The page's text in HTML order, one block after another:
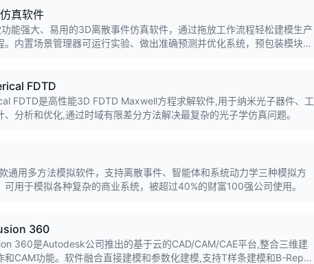
真软件
能强大、易用的3D离散事件仿真软件，通过拖放工作流程轻松建模生产
。内置场景管理器可运行实验、做出准确预测并优化系统，预包装模块可
FDTD
FDTD是高性能3D FDTD Maxwell方程求解软件,用于纳米光子器件、工
、分析和优化,通过时域有限差分方法解决最复杂的光子学仿真问题。
通用多方法模拟软件，支持离散事件、智能体和系统动力学三种模拟方
可用于模拟各种复杂的商业系统，被超过40%的财富100强公司使用。
360
360是Autodesk公司推出的基于云的CAD/CAM/CAE平台,整合三维建
和CAM功能。软件融合直接建模和参数化建模,支持T样条建模和B-Rep建